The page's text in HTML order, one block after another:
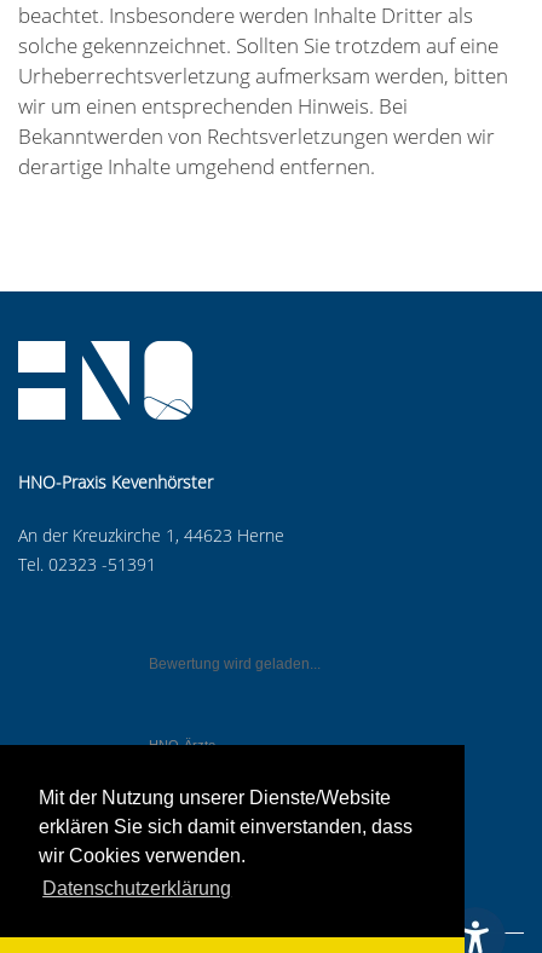
Mit der Nutzung unserer Dienste/Website
erklären Sie sich damit einverstanden, dass
wir Cookies verwenden.
Datenschutzerklärung
beachtet. Insbesondere werden Inhalte Dritter als
solche gekennzeichnet. Sollten Sie trotzdem auf eine
Urheberrechtsverletzung aufmerksam werden, bitten
wir um einen entsprechenden Hinweis. Bei
Bekanntwerden von Rechtsverletzungen werden wir
derartige Inhalte umgehend entfernen.
HNO-Praxis Kevenhörster
An der Kreuzkirche 1, 44623 Herne
Tel. 02323 -51391
Bewertung wird geladen...
HNO-Ärzte
IMPRESSUM DATENSCHUTZERKLÄRUNG